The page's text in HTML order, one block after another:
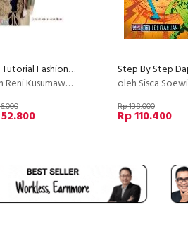
Seri Tutorial Fashion Musilmah : Gaya Hijab dengan Tie Dye Pashmina
Kusumawardhani
oleh Sisca
Rp 138.000
Rp 110.400